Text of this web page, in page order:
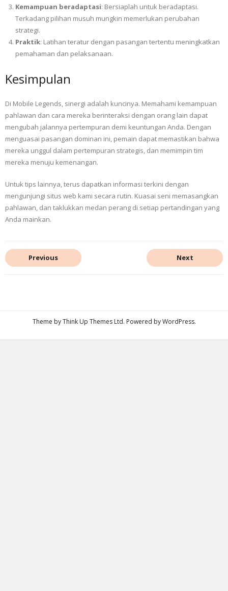
Kemampuan beradaptasi: Bersiaplah untuk beradaptasi.
Terkadang pilihan musuh mungkin memerlukan perubahan
strategi.
Praktik: Latihan teratur dengan pasangan tertentu meningkatkan
pemahaman dan pelaksanaan.
Kesimpulan
Di Mobile Legends, sinergi adalah kuncinya. Memahami kemampuan
pahlawan dan cara mereka berinteraksi dengan orang lain dapat
mengubah jalannya pertempuran demi keuntungan Anda. Dengan
menguasai pasangan dominan ini, pemain dapat memastikan bahwa
mereka unggul dalam pertempuran strategis, dan memimpin tim
mereka menuju kemenangan.
Untuk tips lainnya, terus dapatkan informasi terkini dengan
mengunjungi situs web kami secara rutin. Kuasai seni memasangkan
pahlawan, dan taklukkan medan perang di setiap pertandingan yang
Anda mainkan.
Previous Next
Theme byThink Up Themes Ltd. Powered byWordPress.